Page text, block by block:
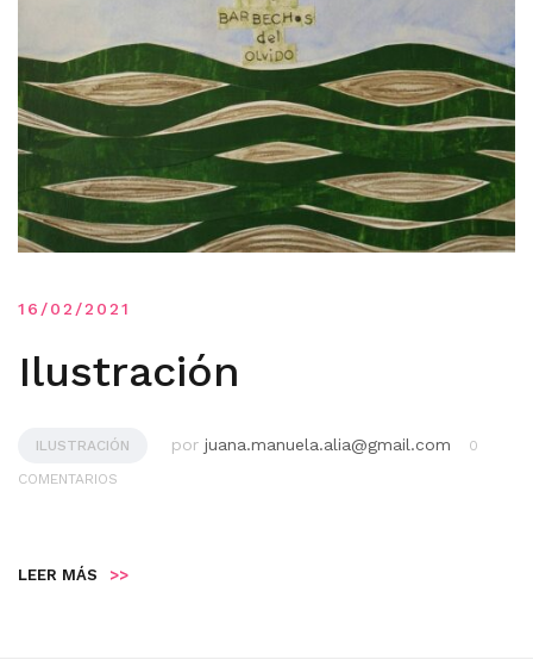
16/02/2021
Ilustración
ILUSTRACIÓN por juana.manuela.alia@gmail.com
0
COMENTARIOS
LEER MÁS >>